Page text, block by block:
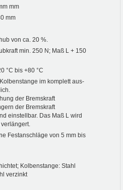
mm
mm
von ca. 20 %.
min. 250 N; Maß L + 150
°C bis +80 °C
im komplett aus-
der Bremskraft
der Bremskraft
einstellbar. Das Maß L wird
Festanschläge von 5 mm bis
Kolbenstange: Stahl
verzinkt